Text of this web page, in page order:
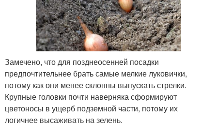
Замечено, что для позднеосенней посадки
предпочтительнее брать самые мелкие луковички,
потому как они менее склонны выпускать стрелки.
Крупные головки почти наверняка сформируют
цветоносы в ущерб подземной части, потому их
логичнее высаживать на зелень.